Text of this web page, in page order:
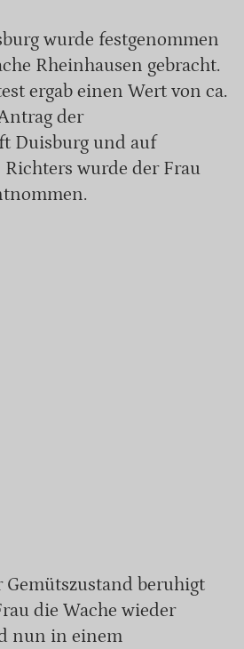
wurde festgenommen
Rheinhausen gebracht.
ergab einen Wert von ca.
der
Duisburg und auf
wurde der Frau
beruhigt
die Wache wieder
nun in einem